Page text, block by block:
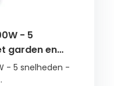
- 5
garden en
- 5 snelheden -